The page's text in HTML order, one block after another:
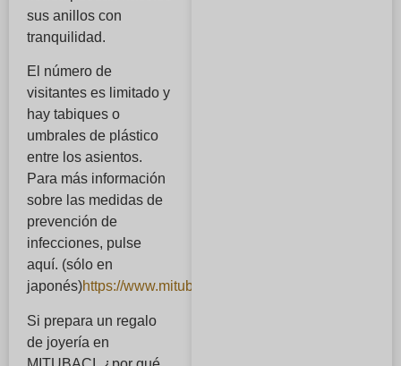
sus anillos con
tranquilidad.
El número de
visitantes es limitado y
hay tabiques o
umbrales de plástico
entre los asientos.
Para más información
sobre las medidas de
prevención de
infecciones, pulse
aquí. (sólo en
japonés)https://www.mitubaci.co.jp/news/5484/
Si prepara un regalo
de joyería en